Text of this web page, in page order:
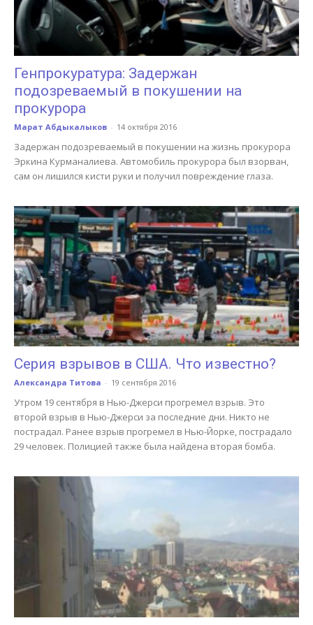
Генпрокуратура: Задержан
подозреваемый в покушении на
прокурора
Марат Абдыкалыков - 14 октября 2016
Задержан подозреваемый в покушении на жизнь прокурора
Эркина Курманалиева. Автомобиль прокурора был взорван,
сам он лишился кисти руки и получил повреждение глаза.
Серия взрывов в США. Что известно?
Александра Титова - 19 сентября 2016
Утром 19 сентября в Нью-Джерси прогремел взрыв. Это
второй взрыв в Нью-Джерси за последние дни. Никто не
пострадал. Ранее взрыв прогремел в Нью-Йорке, пострадало
29 человек. Полицией также была найдена вторая бомба.